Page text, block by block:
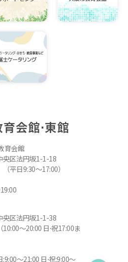
会館⋅東館
育会館
央区法円坂1-1-18
平日9:30～17:00）
央区法円坂1-1-38
～20:00 日⋅祝17:00ま
～21:00 日⋅祝:9:00～